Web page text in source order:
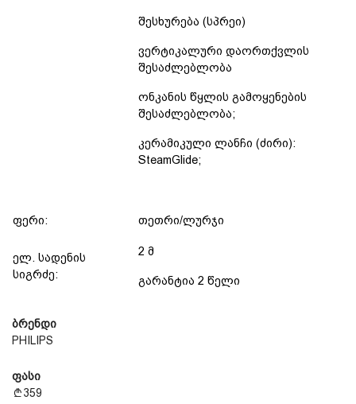
შესხურება (სპრეი)
ვერტიკალური დაორთქვლის
შესაძლებლობა
ონკანის წყლის გამოყენების
შესაძლებლობა;
კერამიკული ლანჩი (ძირი):
SteamGlide;
ფერი: თეთრი/ლურჯი
ელ. სადენის
სიგრძე:
2 მ
გარანტია 2 წელი
ბრენდი
PHILIPS
ფასი
359